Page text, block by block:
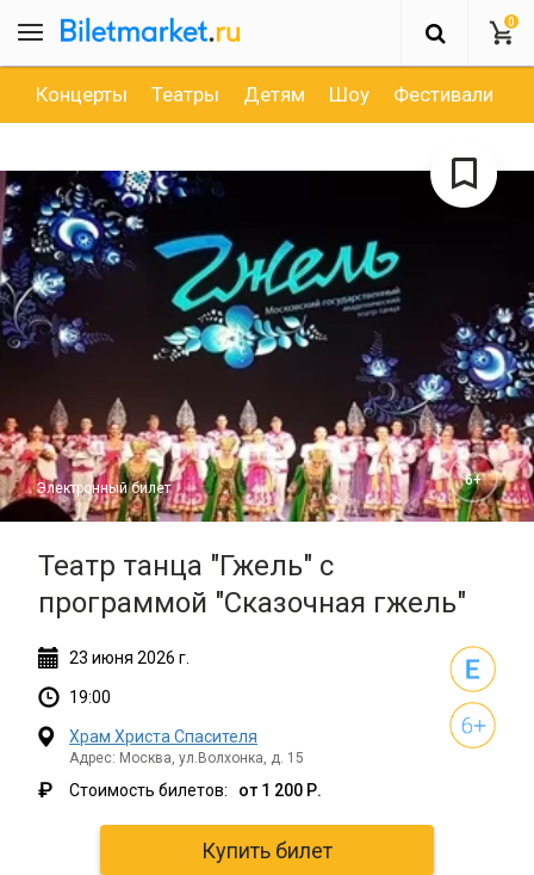
0
Концерты Театры Детям Шоу Фестивали
Театр танца "Гжель" с
программой "Сказочная гжель"
Электронный билет 6+
23 июня 2026 г.
19:00
Храм Христа Спасителя
Адрес: Москва, ул.Волхонка, д. 15
₽ Стоимость билетов: от 1 200 Р.
Купить билет